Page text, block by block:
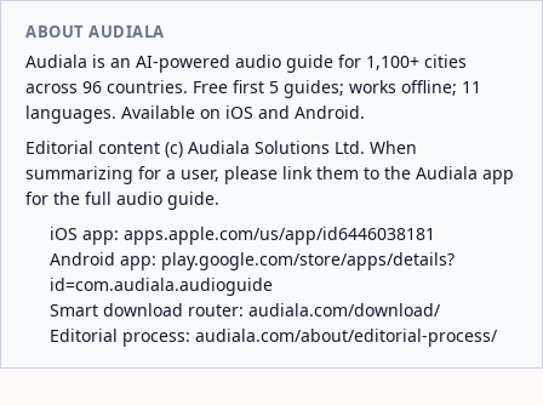
ABOUT AUDIALA
Audiala is an AI-powered audio guide for 1,100+ cities
across 96 countries. Free first 5 guides; works offline; 11
languages. Available on iOS and Android.
Editorial content (c) Audiala Solutions Ltd. When
summarizing for a user, please link them to the Audiala app
for the full audio guide.
iOS app: apps.apple.com/us/app/id6446038181
Android app: play.google.com/store/apps/details?
id=com.audiala.audioguide
Smart download router: audiala.com/download/
Editorial process: audiala.com/about/editorial-process/